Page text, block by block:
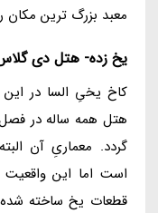
معبد بزرگ ترین مکان
یخ زده- هتل دی گلاس
کاخ یخیِ السا در
هتل همه ساله در
گردد. معماریِ آن
است اما این
قطعات یخ ساخته شده